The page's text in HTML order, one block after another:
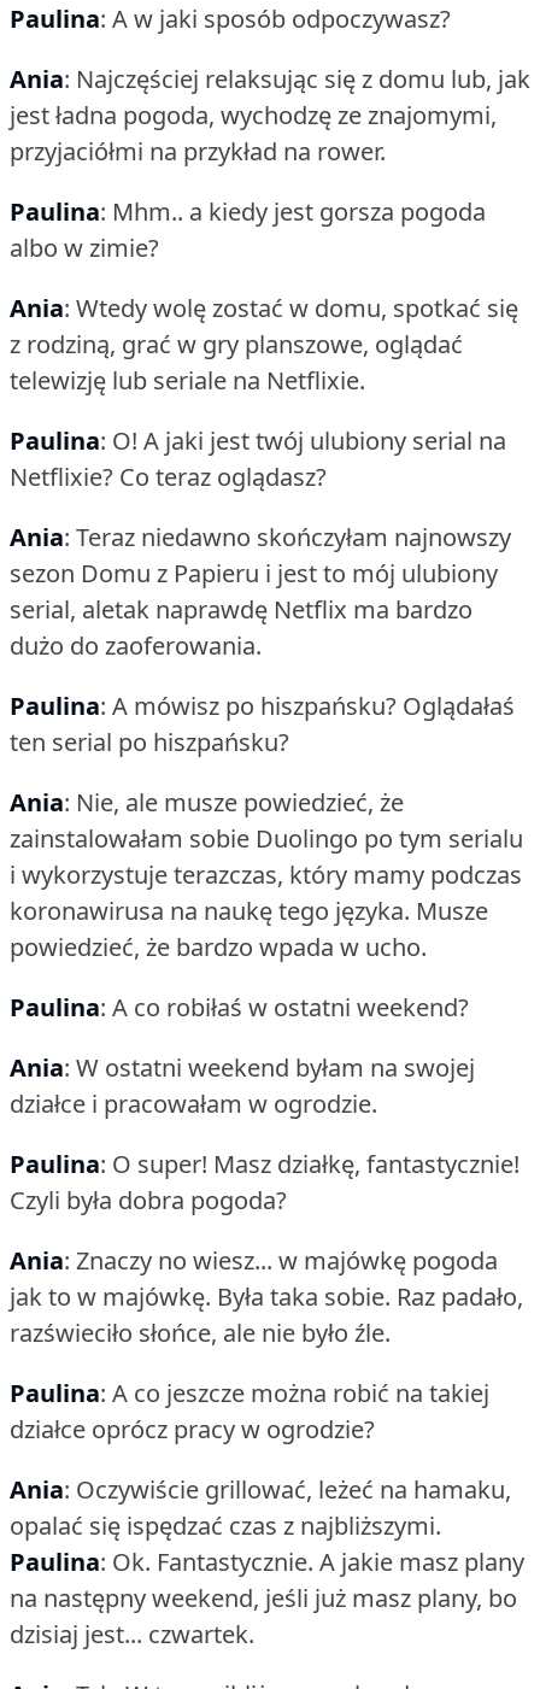
Paulina: A w jaki sposób odpoczywasz?
Ania: Najczęściej relaksując się z domu lub, jak
jest ładna pogoda, wychodzę ze znajomymi,
przyjaciółmi na przykład na rower.
Paulina: Mhm.. a kiedy jest gorsza pogoda
albo w zimie?
Ania: Wtedy wolę zostać w domu, spotkać się
z rodziną, grać w gry planszowe, oglądać
telewizję lub seriale na Netflixie.
Paulina: O! A jaki jest twój ulubiony serial na
Netflixie? Co teraz oglądasz?
Ania: Teraz niedawno skończyłam najnowszy
sezon Domu z Papieru i jest to mój ulubiony
serial, aletak naprawdę Netflix ma bardzo
dużo do zaoferowania.
Paulina: A mówisz po hiszpańsku? Oglądałaś
ten serial po hiszpańsku?
Ania: Nie, ale musze powiedzieć, że
zainstalowałam sobie Duolingo po tym serialu
i wykorzystuje terazczas, który mamy podczas
koronawirusa na naukę tego języka. Musze
powiedzieć, że bardzo wpada w ucho.
Paulina: A co robiłaś w ostatni weekend?
Ania: W ostatni weekend byłam na swojej
działce i pracowałam w ogrodzie.
Paulina: O super! Masz działkę, fantastycznie!
Czyli była dobra pogoda?
Ania: Znaczy no wiesz... w majówkę pogoda
jak to w majówkę. Była taka sobie. Raz padało,
razświeciło słońce, ale nie było źle.
Paulina: A co jeszcze można robić na takiej
działce oprócz pracy w ogrodzie?
Ania: Oczywiście grillować, leżeć na hamaku,
opalać się ispędzać czas z najbliższymi.
Paulina: Ok. Fantastycznie. A jakie masz plany
na następny weekend, jeśli już masz plany, bo
dzisiaj jest... czwartek.